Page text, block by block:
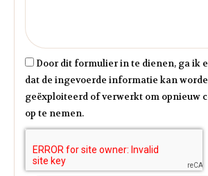
Door dit formulier in te dienen, ga ik
dat de ingevoerde informatie kan
geëxploiteerd of verwerkt om opnieuw
op te nemen.